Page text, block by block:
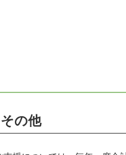
オランダに行き、HANに入
の他